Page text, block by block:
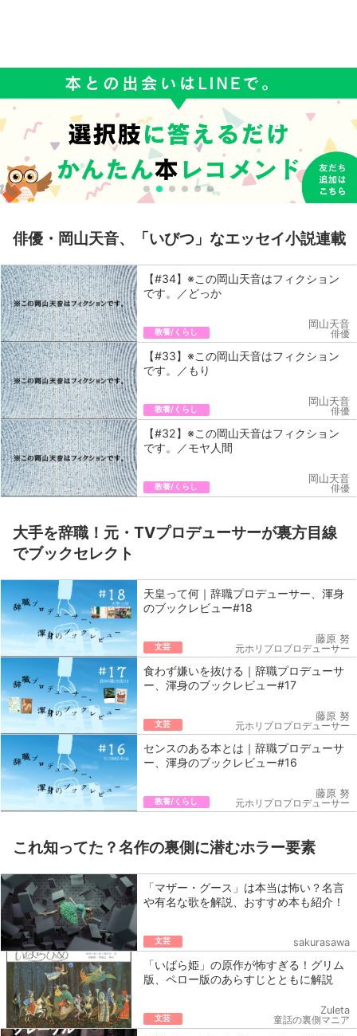
俳優・岡山天音、「いびつ」なエッセイ小説連載
【#34】※この岡山天音はフィクション
です。／どっか
教養/くらし
岡山天音
俳優
【#33】※この岡山天音はフィクション
です。／もり
教養/くらし
岡山天音
俳優
【#32】※この岡山天音はフィクション
です。／モヤ人間
教養/くらし
岡山天音
俳優
大手を辞職！元・TVプロデューサーが裏方目線
でブックセレクト
天皇って何｜辞職プロデューサー、渾身
のブックレビュー#18
文芸
藤原 努
元ホリプロプロデューサー
食わず嫌いを抜ける｜辞職プロデューサ
ー、渾身のブックレビュー#17
文芸
藤原 努
元ホリプロプロデューサー
センスのある本とは｜辞職プロデューサ
ー、渾身のブックレビュー#16
教養/くらし
藤原 努
元ホリプロプロデューサー
これ知ってた？名作の裏側に潜むホラー要素
「マザー・グース」は本当は怖い？名言
や有名な歌を解説、おすすめ本も紹介！
文芸 sakurasawa
「いばら姫」の原作が怖すぎる！グリム
版、ペロー版のあらすじとともに解説
文芸
Zuleta
童話の裏側マニア